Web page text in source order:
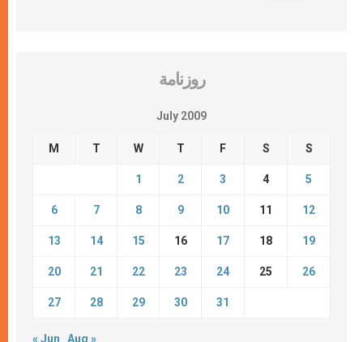
روزنامة
July 2009
M T W T F S S
1 2 3 4 5
6 7 8 9 10 11 12
13 14 15 16 17 18 19
20 21 22 23 24 25 26
27 28 29 30 31
« Jun Aug »